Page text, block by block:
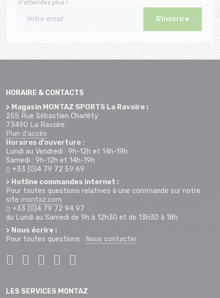
n'attendez plus !
S'inscrire
HORAIRE & CONTACTS
> Magasin MONTAZ SPORTS La Ravoire :
255 Rue Sébastien Charléty
73490 La Ravoire
Plan d'accès
Horaires d'ouverture :
Lundi au Vendredi : 9h-12h et 14h-19h
Samedi : 9h-12h et 14h-19h
+33 (0)4 79 72 59 69
> Hotline commandes internet :
Pour toutes questions relatives à une commande sur notre
site montaz.com
+33 (0)4 79 72 94 97
du Lundi au Samedi de 9h à 12h30 et de 13h30 à 18h
> Nous écrire :
Pour toutes questions : Nous contacter
LES SERVICES MONTAZ